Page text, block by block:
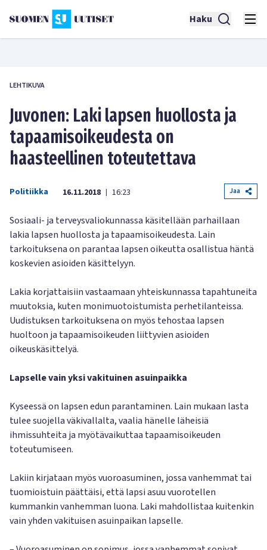
Haku
LEHTIKUVA
Juvonen: Laki lapsen huollosta ja
tapaamisoikeudesta on
haasteellinen toteutettava
Politiikka 16.11.2018 | 16:23 Jaa
Sosiaali- ja terveysvaliokunnassa käsitellään parhaillaan
lakia lapsen huollosta ja tapaamisoikeudesta. Lain
tarkoituksena on parantaa lapsen oikeutta osallistua häntä
koskevien asioiden käsittelyyn.
Lakia korjattaisiin vastaamaan yhteiskunnassa tapahtuneita
muutoksia, kuten monimuotoistumista perhetilanteissa.
Uudistuksen tarkoituksena on myös tehostaa lapsen
huoltoon ja tapaamisoikeuden liittyvien asioiden
oikeuskäsittelyä.
Lapselle vain yksi vakituinen asuinpaikka
Kyseessä on lapsen edun parantaminen. Lain mukaan lasta
tulee suojella väkivallalta, vaalia hänelle läheisiä
ihmissuhteita ja myötävaikuttaa tapaamisoikeuden
toteutumiseen.
Lakiin kirjataan myös vuoroasuminen, jossa vanhemmat tai
tuomioistuin päättäisi, että lapsi asuu vuorotellen
kummankin vanhemman luona. Laki mahdollistaa kuitenkin
vain yhden vakituisen asuinpaikan lapselle.